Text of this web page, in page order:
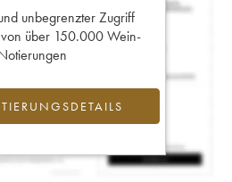
unbegrenzter Zugriff
von über 150.000 Wein-